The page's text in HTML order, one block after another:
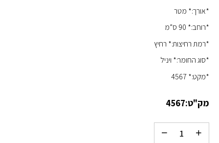
*אורך:* מטר
*רוחב:* 90 ס”מ
*רמת רחיצות:* רחיץ
*סוג החומר:* ויניל
*מקט:* 4567
מק"ט:4567